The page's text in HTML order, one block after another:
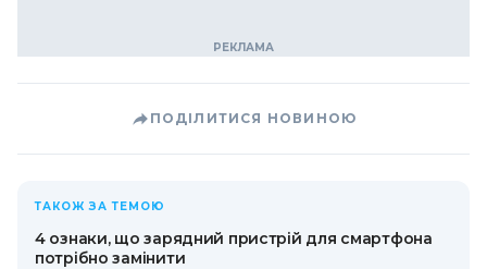
ПОДІЛИТИСЯ НОВИНОЮ
ТАКОЖ ЗА ТЕМОЮ
4 ознаки, що зарядний пристрій для смартфона
потрібно замінити